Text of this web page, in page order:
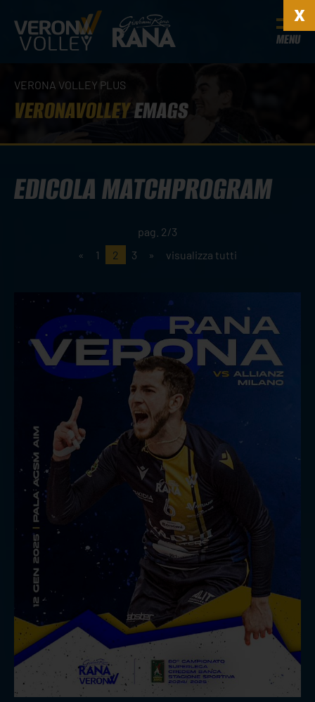
MENU
VERONA VOLLEY PLUS
VERONAVOLLEYEMAGS
EDICOLA MATCHPROGRAM
pag. 2/3
«
1 2 3 » visualizza tutti